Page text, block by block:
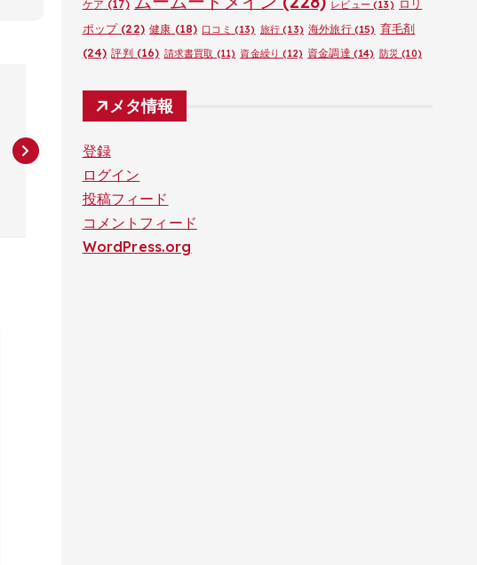
ケア (17) レビュー (13) ロリ
ポップ(22) 健康 (18) 口コミ (13) 旅行 (13) 海外旅行(15) 育毛剤
(24) 評判 (16) 請求書買取 (11) 資金繰り (12) 資金調達 (14) 防災 (10)
メタ情報
登録
ログイン
投稿フィード
コメントフィード
WordPress.org